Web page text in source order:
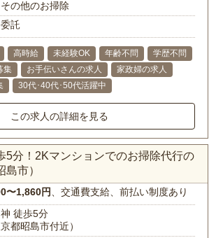
の他のお掃除
託
高時給 未経験OK 年齢不問
学歴不問
集
お手伝いさんの求人
家政婦の求人
30代･40代･50代活躍中
この求人の詳細を見る
5分！2Kマンションでのお掃除代行の
市）
〜1,860円 、交通費支給、前払い制度あり
徒歩5分
京都昭島市付近）